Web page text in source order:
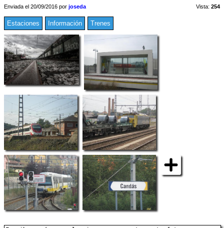
Enviada el 20/09/2016 por joseda Vista: 254
Estaciones Información Trenes